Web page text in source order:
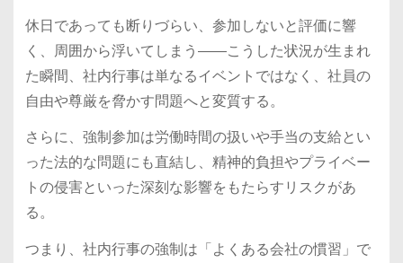
休日であっても断りづらい、参加しないと評価に響
く、周囲から浮いてしまう――こうした状況が生まれ
た瞬間、社内行事は単なるイベントではなく、社員の
自由や尊厳を脅かす問題へと変質する。
さらに、強制参加は労働時間の扱いや手当の支給とい
った法的な問題にも直結し、精神的負担やプライベー
トの侵害といった深刻な影響をもたらすリスクがあ
る。
つまり、社内行事の強制は「よくある会社の慣習」で